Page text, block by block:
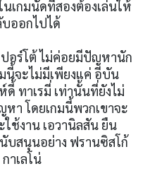
เกมนัดที่สองต้องเล่นให้
บออกไปได้
อร์โต้ ไม่ค่อยมีปัญหานัก
นี้จะไม่มีเพียงแค่ อีบัน
ดี้ ทาเรมี่ เท่านั้นที่ยังไม่
า โดยเกมนี้พวกเขาจะ
ช้งาน เอวานิลสัน ยืน
บสนุนอย่าง ฟรานซิสโก้
าเลโน่